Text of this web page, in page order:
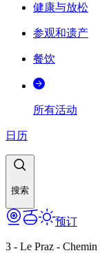
健康与放松
参观和遗产
餐饮
所有活动
日历
搜索
预订
3 - Le Praz -